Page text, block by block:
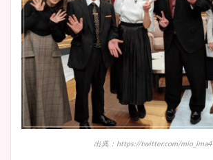
出典：https://twitter.com/